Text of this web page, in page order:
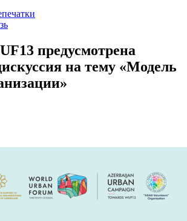
предусмотрена
на тему «Модель